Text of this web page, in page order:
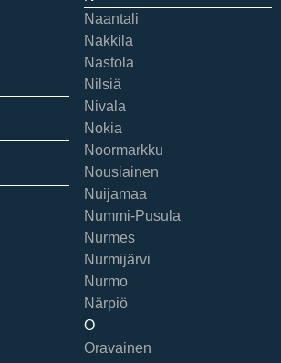
Naantali
Nakkila
Nastola
Nilsiä
Nivala
Nokia
Noormarkku
Nousiainen
Nuijamaa
Nummi-Pusula
Nurmes
Nurmijärvi
Nurmo
Närpiö
O
Oravainen